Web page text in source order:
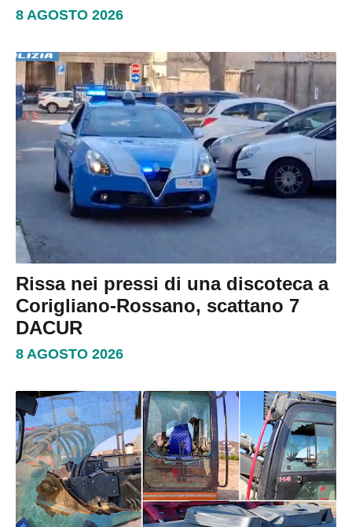
8 AGOSTO 2026
Rissa nei pressi di una discoteca a
Corigliano-Rossano, scattano 7
DACUR
8 AGOSTO 2026